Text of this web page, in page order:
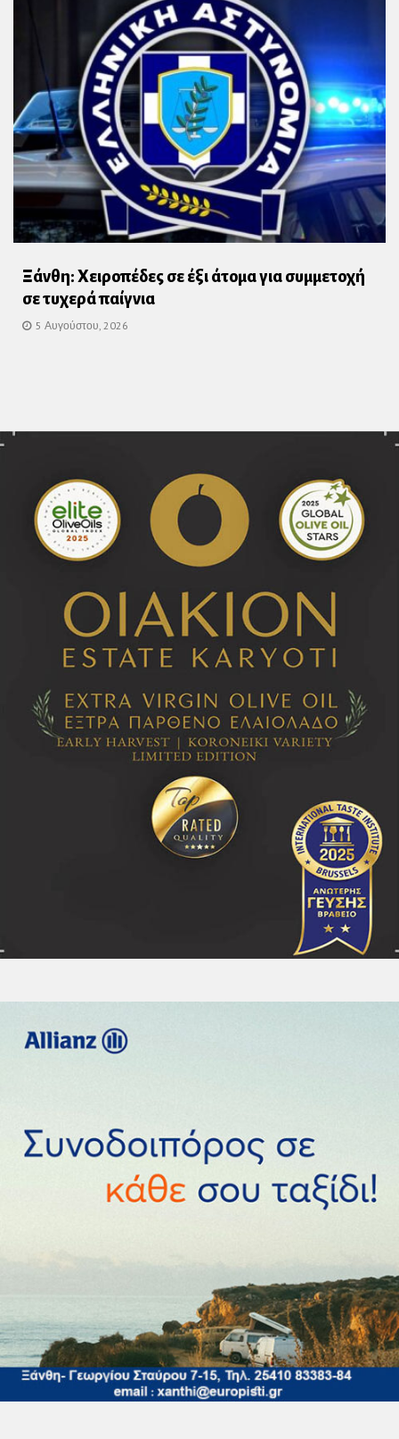
Ξάνθη: Χειροπέδες σε έξι άτομα για συμμετοχή
σε τυχερά παίγνια
5 Αυγούστου, 2026